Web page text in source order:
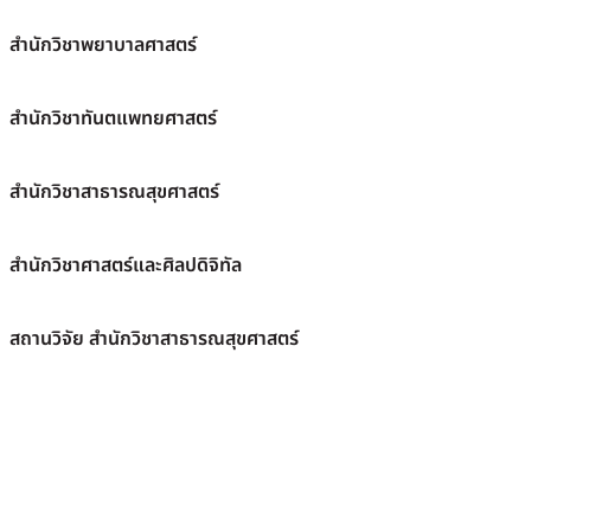
สำนักวิชาพยาบาลศาสตร์
สำนักวิชาทันตแพทยศาสตร์
สำนักวิชาสาธารณสุขศาสตร์
สำนักวิชาศาสตร์และศิลปดิจิทัล
สถานวิจัย สำนักวิชาสาธารณสุขศาสตร์